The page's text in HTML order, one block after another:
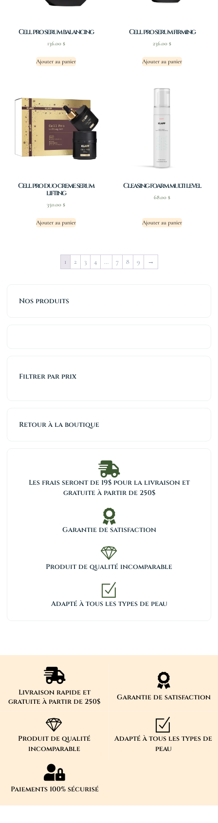
Nos produits
Filtrer par prix
Retour à la boutique
Les frais seront de 19$ pour la livraison et
gratuite à partir de 250$
Garantie de satisfaction
Produit de qualité incomparable
Adapté à tous les types de peau
Cell pro serum balancing
136.00 $
Ajouter au panier
Cell pro serum firming
236.00 $
Ajouter au panier
Cell pro duo creme serum
lifting
350.00$
Ajouter au panier
Cleasing foarm multi level
68.00 $
Ajouter au panier
1 2 3 4 … 7 8 9 →
Livraison rapide et
gratuite à partir de 250$
Garantie de satisfaction
Produit de qualité
incomparable
Adapté à tous les types de
peau
Paiements 100% sécurisé